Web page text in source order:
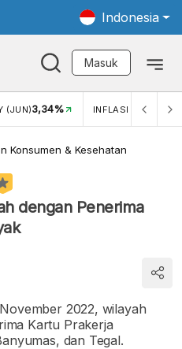
Indonesia
Masuk
(JUN)3,34% INFLASI MOM
Konsumen & Kesehatan
dengan Penerima
2022, wilayah
Kartu Prakerja
dan Tegal.